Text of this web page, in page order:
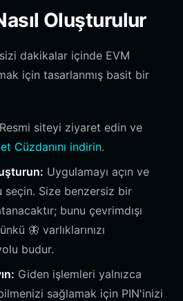
Oluşturulur
sizi dakikalar içinde EVM
için tasarlanmış basit bir
Resmi siteyi ziyaret edin ve
Cüzdanını indirin.
Uygulamayı açın ve
seçin. Size benzersiz bir
bunu çevrimdışı
🦋 varlıklarınızı
budur.
Giden işlemleri yalnızca
sağlamak için PIN'inizi